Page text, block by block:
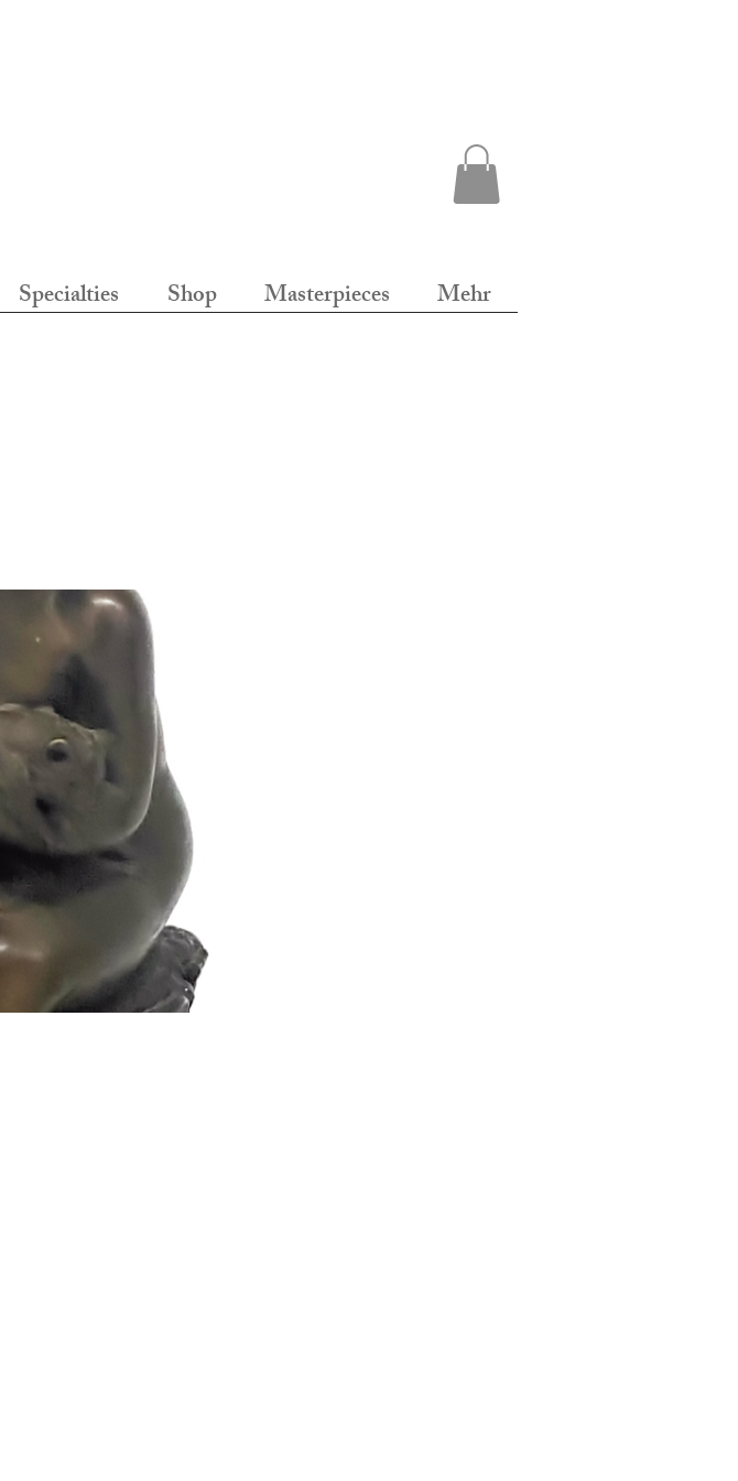
Specialties Shop Masterpieces Mehr